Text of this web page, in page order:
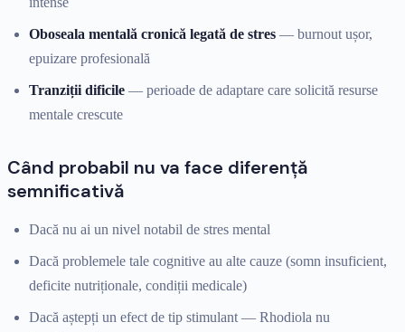
Oboseala mentală cronică legată de stres — burnout ușor,
epuizare profesională
Tranziții dificile — perioade de adaptare care solicită resurse
mentale crescute
Când probabil nu va face diferență
semnificativă
Dacă nu ai un nivel notabil de stres mental
Dacă problemele tale cognitive au alte cauze (somn insuficient,
deficite nutriționale, condiții medicale)
Dacă aștepți un efect de tip stimulant — Rhodiola nu